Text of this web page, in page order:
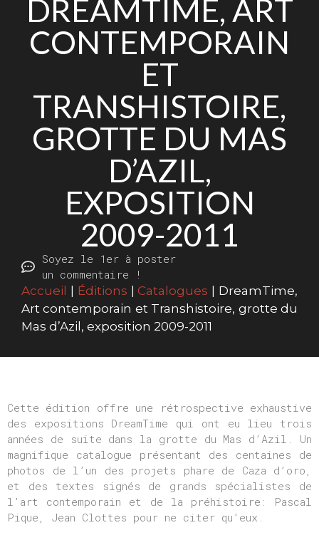
DREAMTIME, ART
CONTEMPORAIN
ET
TRANSHISTOIRE,
GROTTE DU MAS
D’AZIL,
EXPOSITION
2009-2011
Soyez le 1er à poster
un commentaire !
Accueil
Éditions |Catalogues
DreamTime,
Art contemporain et Transhistoire, grotte du
Mas d’Azil, exposition 2009-2011
Cette édition offre une rétrospective exhaustive
des expositions DreamTime qui ont eu lieu trois
années de suite dans la grotte du Mas d’Azil. Un
magnifique catalogue présentant des centaines de
photos de l’un des projets phare de Caza d’oro,
et des textes signés de grands spécialistes de
l’art contemporain et de la préhistoire: Pascal
Pique, Jean Clottes pour ne citer qu’eux.